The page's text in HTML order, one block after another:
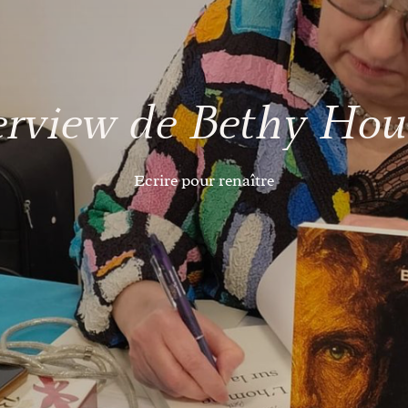
de Bethy
Ecrire pour renaître